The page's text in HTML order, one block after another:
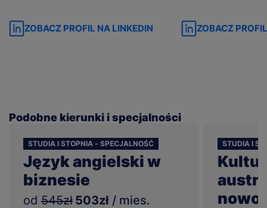
ZOBACZ PROFIL NA LINKEDIN ZOBACZ
Podobne kierunki i specjalności
STUDIA I STOPNIA - SPECJALNOŚĆ
Język angielski w
biznesie
od 545zł 503zł / mies.
STUDIA I